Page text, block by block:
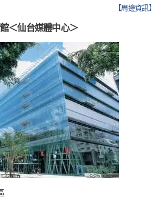
【周邊資訊】
＜仙台媒體中心＞